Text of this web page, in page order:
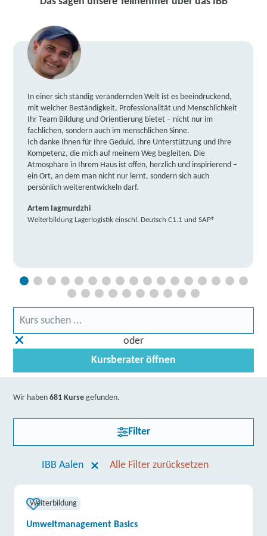
In einer sich ständig verändernden Welt ist es beeindruckend,
mit welcher Beständigkeit, Professionalität und Menschlichkeit
Ihr Team Bildung und Orientierung bietet – nicht nur im
fachlichen, sondern auch im menschlichen Sinne.
Ich danke Ihnen für Ihre Geduld, Ihre Unterstützung und Ihre
Kompetenz, die mich auf meinem Weg begleiten. Die
Atmosphäre in Ihrem Haus ist offen, herzlich und inspirierend –
ein Ort, an dem man nicht nur lernt, sondern sich auch
persönlich weiterentwickeln darf.
Artem Iagmurdzhi
Weiterbildung Lagerlogistik einschl. Deutsch C1.1 und SAP®
oder
Kursberater öffnen
Wir haben681 Kurse gefunden.
Filter
IBB Aalen Alle Filter zurücksetzen
Weiterbildung
Umweltmanagement Basics